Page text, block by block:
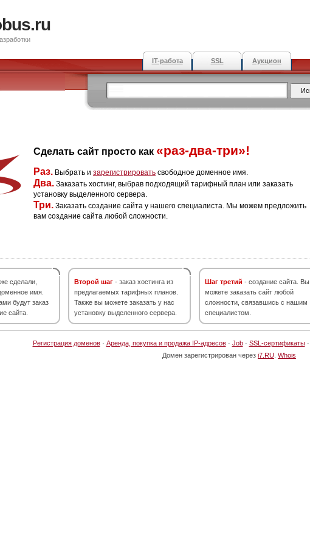
IT-работа SSL Аукцион
Сделать сайт просто как «раз-два-три»!
Раз. Выбрать и зарегистрировать свободное доменное имя.
Два. Заказать хостинг, выбрав подходящий тарифный план или заказать
установку выделенного сервера.
Три. Заказать создание сайта у нашего специалиста. Мы можем предложить
вам создание сайта любой сложности.
сделали,
имя.
будут заказ
сайта.
Второй шаг - заказ хостинга из
предлагаемых тарифных планов.
Также вы можете заказать у нас
установку выделенного сервера.
Шаг третий - создание сайта. Вы
можете заказать сайт любой
сложности, связавшись с нашим
специалистом.
Регистрация доменов· Аренда, покупка и продажа IP-адресов· Job· SSL-сертификаты·
Домен зарегистрирован через i7.RU Whois